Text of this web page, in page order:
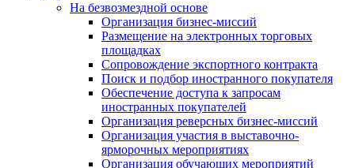
На безвозмездной основе
Организация бизнес-миссий
Размещение на электронных торговых
площадках
Сопровождение экспортного контракта
Поиск и подбор иностранного покупателя
Обеспечение доступа к запросам
иностранных покупателей
Организация реверсных бизнес-миссий
Организация участия в выставочно-
ярморочных мероприятиях
Организация обучающих мероприятий